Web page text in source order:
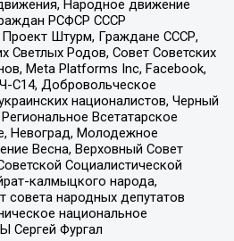
Народное движение
РСФСР СССР
Проект Штурм, Граждане СССР,
Светлых Родов, Совет Советских
Meta Platforms Inc, Facebook,
С14, Добровольческое
националистов, Черный
Всетатарское
Невоград, Молодежное
Весна, Верховный Совет
Социалистической
калмыцкого народа,
совета народных депутатов
национальное
Сергей Фургал